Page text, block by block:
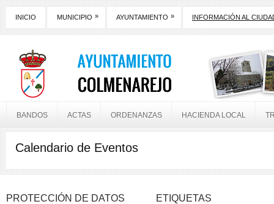
INICIO MUNICIPIO » AYUNTAMIENTO » INFORMACIÓN AL
BANDOS ACTAS ORDENANZAS HACIENDA LOCAL
Calendario de Eventos
PROTECCIÓN DE DATOS ETIQUETAS